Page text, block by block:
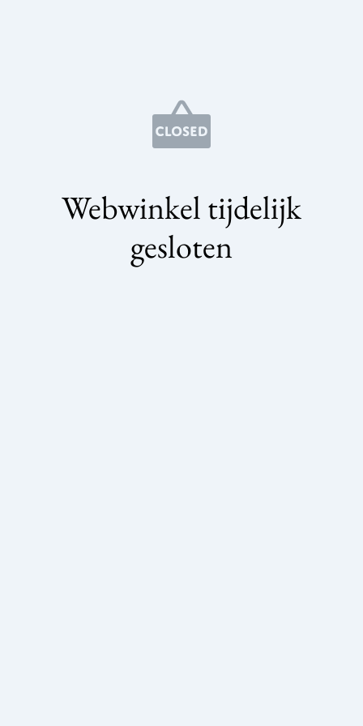
Webwinkel tijdelijk
gesloten